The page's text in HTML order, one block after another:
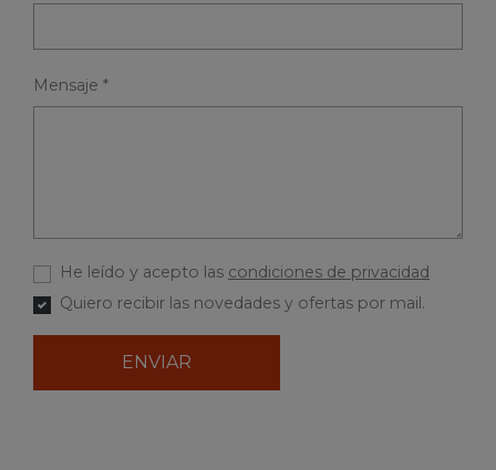
Mensaje *
He leído y acepto las condiciones de privacidad
Quiero recibir las novedades y ofertas por mail.